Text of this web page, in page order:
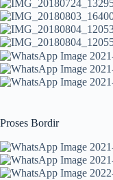
Proses Bordir